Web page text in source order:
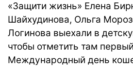
«Защити жизнь» Елена
Шайхудинова, Ольга
Логинова выехали в
чтобы отметить там
Международный день